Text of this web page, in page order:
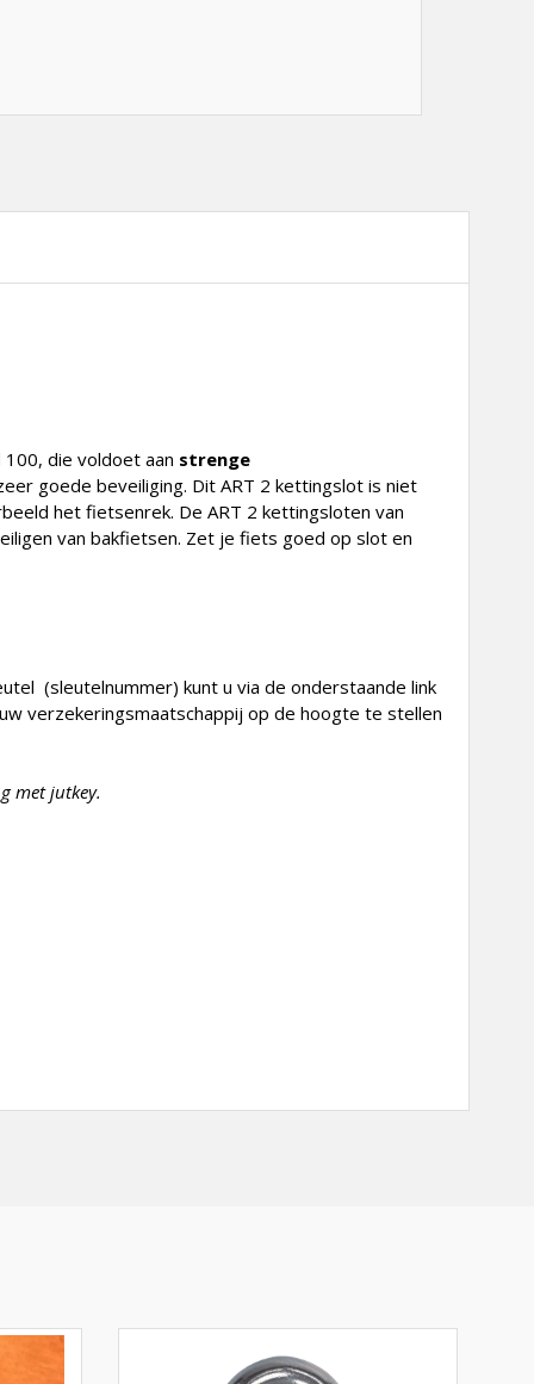
die voldoet aan strenge
goede beveiliging. Dit ART 2 kettingslot is niet
het fietsenrek. De ART 2 kettingsloten van
van bakfietsen. Zet je fiets goed op slot en
(sleutelnummer) kunt u via de onderstaande link
verzekeringsmaatschappij op de hoogte te stellen
met jutkey.